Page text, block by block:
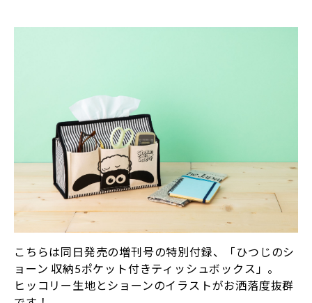
こちらは同日発売の増刊号の特別付録、「ひつじのシ
ョーン 収納5ポケット付きティッシュボックス」。
ヒッコリー生地とショーンのイラストがお洒落度抜群